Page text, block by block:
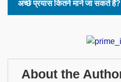
अच्छे प्रयास कितने माने जा सकते हैं?
About the